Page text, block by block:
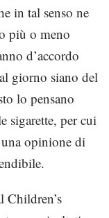
in tal senso ne
più o meno
d’accordo
giorno siano del
lo pensano
sigarette, per cui
opinione di
Children’s